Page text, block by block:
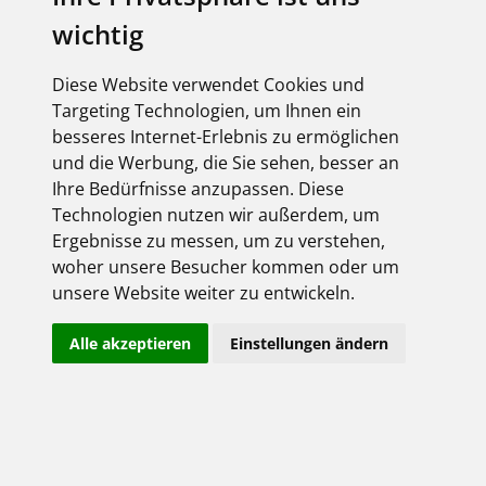
wichtig
Diese Website verwendet Cookies und
Targeting Technologien, um Ihnen ein
besseres Internet-Erlebnis zu ermöglichen
und die Werbung, die Sie sehen, besser an
Ihre Bedürfnisse anzupassen. Diese
Technologien nutzen wir außerdem, um
Ergebnisse zu messen, um zu verstehen,
woher unsere Besucher kommen oder um
unsere Website weiter zu entwickeln.
Alle akzeptieren Einstellungen ändern
den Markt bestimmen.
Tauchen Sie ein in die Welt unserer Lieferanten
Ideen und zukunftsorientierte Technologien. Von
Smart Buildings über energieeffiziente
Beleuchtung bis hin zu intelligenten Steuerungs-
und Vernetzungslösungen – hier finden Sie
Inspirationen, die Ihr Geschäft nachhaltig
voranbringen.
Als starker Partner an Ihrer Seite begleiten wir Sie
dabei zuverlässig und kompetent. Wir
unterstützen Sie mit umfassenden Service- und
Dienstleistungen sowie persönlicher Beratung
rund um alle Produktbereiche – praxisnah,
lösungsorientiert und auf Ihre Anforderungen
abgestimmt.